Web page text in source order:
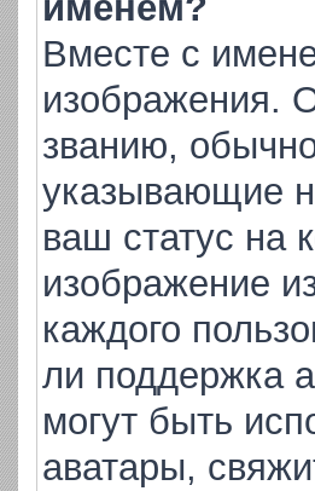
Вместе с
изображения.
званию,
указывающие
ваш статус на
изображение
каждого
ли поддержка
могут быть
аватары,